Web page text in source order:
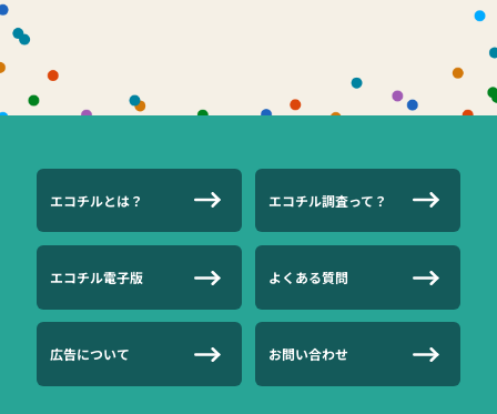
エコチルとは？ エコチル調査って？
エコチル電子版 よくある質問
広告について お問い合わせ